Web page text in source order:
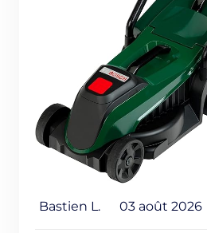
Bastien L. 03 août 2026